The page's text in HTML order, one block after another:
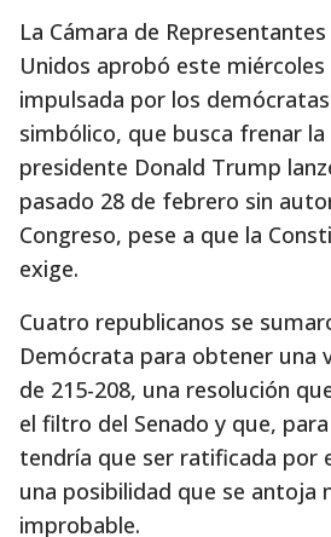
La Cámara de
Unidos aprobó este
impulsada por los
simbólico, que busca frenar
presidente Donald Trump
pasado 28 de febrero sin
Congreso, pese a que la
exige.
Cuatro republicanos se
Demócrata para obtener una
de 215-208, una resolución
el filtro del Senado y que,
tendría que ser ratificada por
una posibilidad que se antoja
improbable.